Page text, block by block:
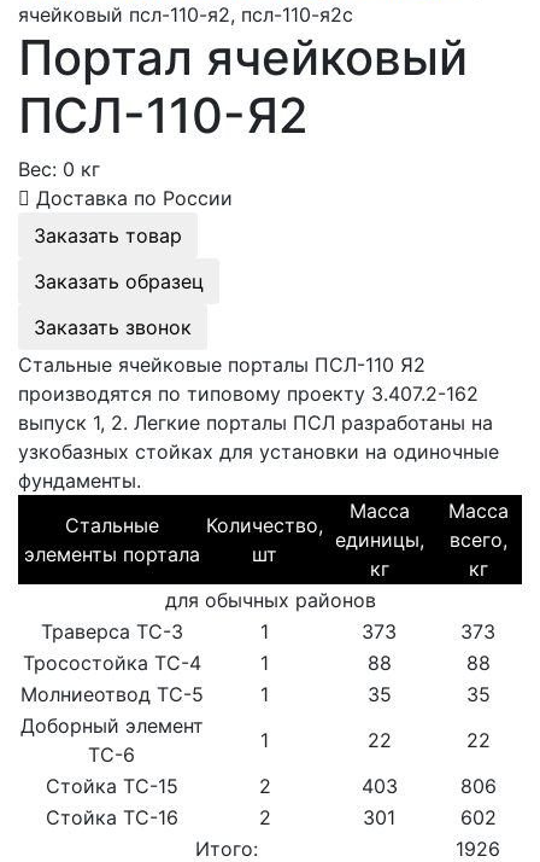
ячейковый псл-110-я2, псл-110-я2с
Портал ячейковый
ПСЛ-110-Я2
Вес: 0 кг
Доставка по России
Заказать товар
Заказать образец
Заказать звонок
Стальные ячейковые порталы ПСЛ-110 Я2
производятся по типовому проекту 3.407.2-162
выпуск 1, 2. Легкие порталы ПСЛ разработаны на
узкобазных стойках для установки на одиночные
фундаменты.
Стальные
элементы портала
Количество,
шт
Масса
единицы,
кг
Масса
всего,
кг
для обычных районов
Траверса ТС-3
1 373
373
Тросостойка ТС-4
1 88
88
Молниеотвод ТС-5
1 35
35
Доборный элемент
ТС-6
1 22
22
Стойка ТС-15
2 403
806
Стойка ТС-16
2 301
602
Итого:
1926